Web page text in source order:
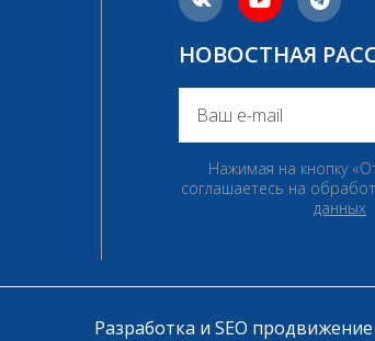
НОВОСТНАЯ
Нажимая на кнопку
соглашаетесь на
данных
Разработка и SEO